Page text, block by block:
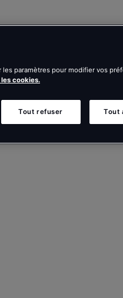
paramètres pour modifier vos
cookies.
Tout refuser Tout